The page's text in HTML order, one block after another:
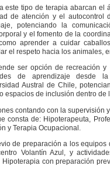
este tipo de terapia abarcan el
de atención y el autocontrol
potenciando la
y el fomento de la
aprender a cuidar
el respeto hacia los animales,
ser opción de recreación
de aprendizaje desde
Austral de Chile,
espacios de inclusión dentro de
contando con la supervisión
consta de: Hipoterapeuta,
y Terapia Ocupacional.
de preparación a los equipos
Volantín Azul, y
con preparación